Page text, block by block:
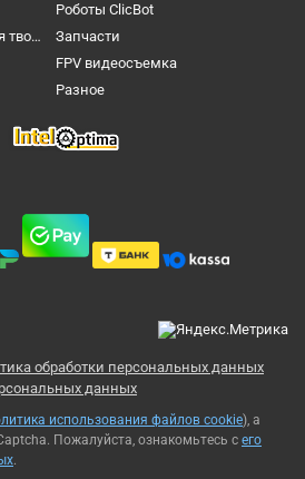
Роботы ClicBot
Конструкторы, наборы для творчества и настольные игры
Запчасти
FPV видеосъемка
Разное
обработки персональных данных
данных
использования файлов cookie), а
Пожалуйста, ознакомьтесь с его
.